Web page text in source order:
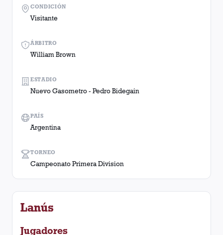
ÁRBITRO
William Brown
TORNEO
Campeonato Primera Division
CONDICIÓN
Visitante
ESTADIO
Nuevo Gasometro - Pedro Bidegain
PAÍS
Argentina
Lanús
Jugadores